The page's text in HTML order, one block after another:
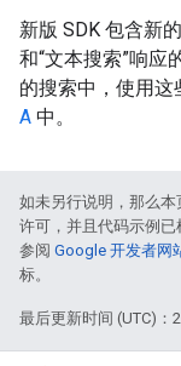
新版 SDK 包含新
和“文本搜索”响应
的搜索中，使用
A 中。
如未另行说明，那么
许可，并且代码示例已
参阅 Google 开发者网
标。
最后更新时间 (UTC)：